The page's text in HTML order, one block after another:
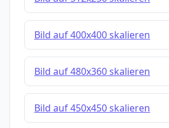
Bild auf 400x400 skalieren
Bild auf 480x360 skalieren
Bild auf 450x450 skalieren